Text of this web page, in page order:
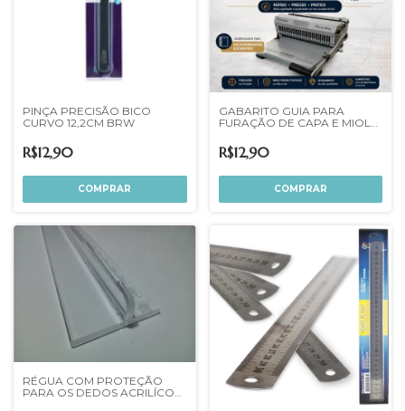
PINÇA PRECISÃO BICO
CURVO 12,2CM BRW
R$12,90
GABARITO GUIA PARA
FURAÇÃO DE CAPA E MIOLO
R$12,90
RÉGUA COM PROTEÇÃO
PARA OS DEDOS ACRILÍCO